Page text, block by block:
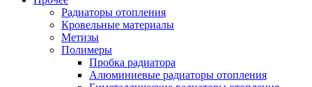
Радиаторы отопления
Кровельные материалы
Метизы
Полимеры
Пробка радиатора
Алюминиевые радиаторы отопления